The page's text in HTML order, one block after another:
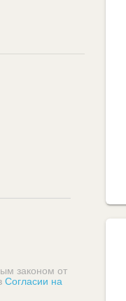
законом от
Согласии на